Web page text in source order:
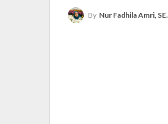
By Nur Fadhila Amri, SE., Ak., M.Si